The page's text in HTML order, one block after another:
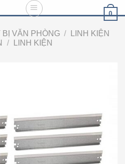
0
BỊ VĂN PHÒNG /
LINH KIỆN
/ LINH KIỆN